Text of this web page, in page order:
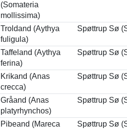
(Somateria
mollissima)
Troldand (Aythya
fuligula)
Spøttrup Sø
Taffeland (Aythya
ferina)
Spøttrup Sø
Krikand (Anas
crecca)
Spøttrup Sø
Gråand (Anas
platyrhynchos)
Spøttrup Sø
Pibeand (Mareca
Spøttrup Sø